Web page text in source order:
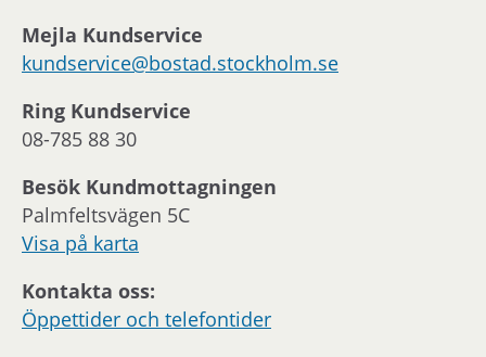
Mejla Kundservice
kundservice@bostad.stockholm.se
Ring Kundservice
08-785 88 30
Besök Kundmottagningen
Palmfeltsvägen 5C
Visa på karta
Kontakta oss:
Öppettider och telefontider